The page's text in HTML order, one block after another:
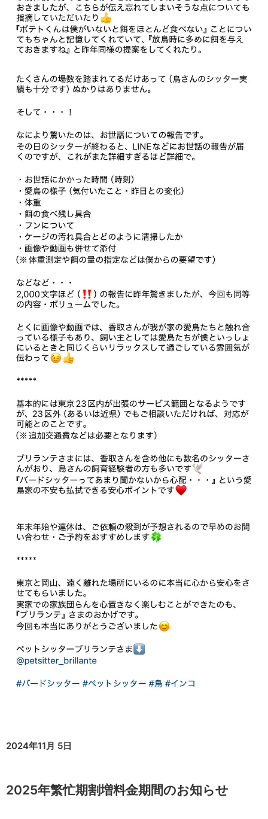
2024年11月 5日
2025年繁忙期割増料金期間のお知らせ